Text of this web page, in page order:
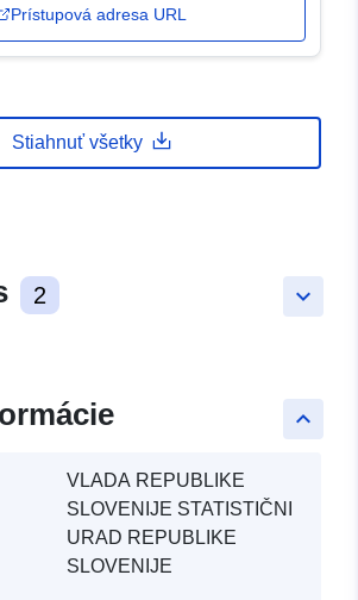
Prístupová adresa URL
Stiahnuť všetky
keyboard_arrow_down
2
keyboard_arrow_up
VLADA REPUBLIKE
SLOVENIJE STATISTIČNI
URAD REPUBLIKE
SLOVENIJE